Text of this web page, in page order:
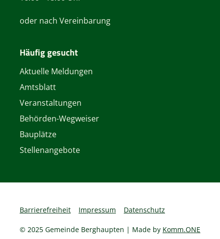
oder nach Vereinbarung
Häufig gesucht
Aktuelle Meldungen
Amtsblatt
Veranstaltungen
Behörden-Wegweiser
Bauplätze
Stellenangebote
Barrierefreiheit Impressum Datenschutz
© 2025 Gemeinde Berghaupten | Made by Komm.ONE